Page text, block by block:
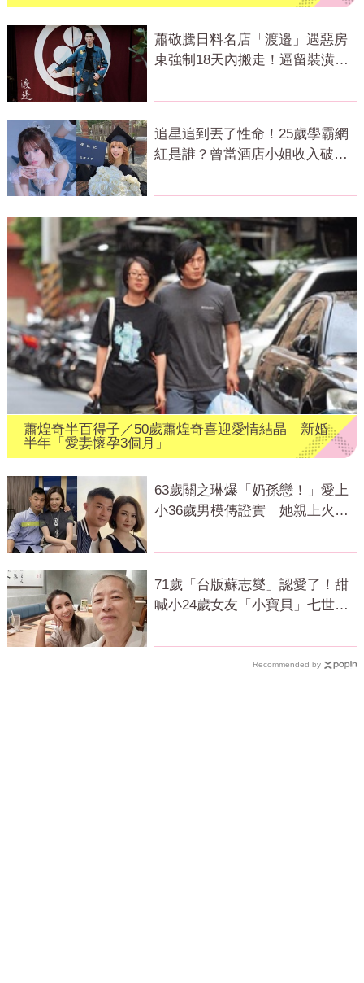
蕭敬騰日料名店「渡邉」遇惡房
東強制18天內搬走！逼留裝潢：
追星追到丟了性命！25歲學霸網
紅是誰？曾當酒店小姐收入破
蕭煌奇半百得子／50歲蕭煌奇喜迎愛情結晶 新婚
半年「愛妻懷孕3個月」
63歲關之琳爆「奶孫戀！」愛上
小36歲男模傳證實 她親上火線
71歲「台版蘇志燮」認愛了！甜
喊小24歲女友「小寶貝」七世情
Recommended by